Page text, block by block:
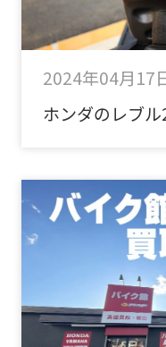
2024年04月17
ホンダのレブ